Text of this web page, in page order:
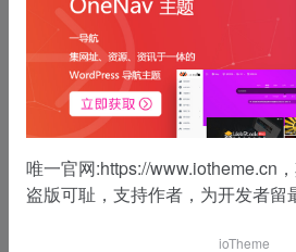
界面灵感 # UI # 美术设计
Collect UI
Daily inspiration collected from
界面灵感
Pttrns
唯一官网:https://www.iotheme.cn
盗版可耻，支持作者，为开发者留
ioTheme